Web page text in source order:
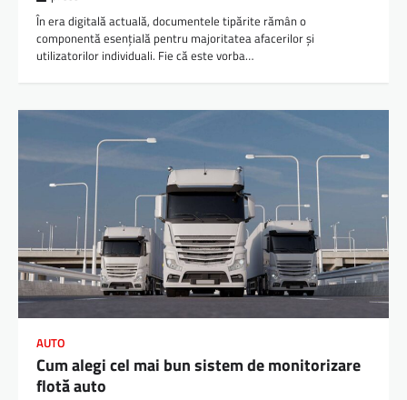
În era digitală actuală, documentele tipărite rămân o
componentă esențială pentru majoritatea afacerilor și
utilizatorilor individuali. Fie că este vorba…
AUTO
Cum alegi cel mai bun sistem de monitorizare
flotă auto